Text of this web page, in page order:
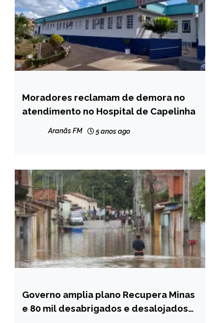
CAPELINHA
NOTÍCIAS
Moradores reclamam de demora no
atendimento no Hospital de Capelinha
Aranãs FM 5 anos ago
MINAS
GERAIS
Governo amplia plano Recupera Minas
e 80 mil desabrigados e desalojados